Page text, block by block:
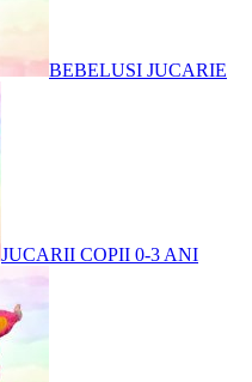
BEBELUSI JUCARIE
JUCARII COPII 0-3 ANI